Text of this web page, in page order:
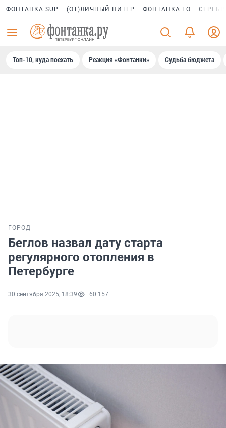
ФОНТАНКА SUP (ОТ)ЛИЧНЫЙ ПИТЕР ФОНТАНКА ГО
Топ-10, куда поехать Реакция «Фонтанки» Судьба бюджета
ГОРОД
Беглов назвал дату старта
регулярного отопления в
Петербурге
30 сентября 2025, 18:39 60 157